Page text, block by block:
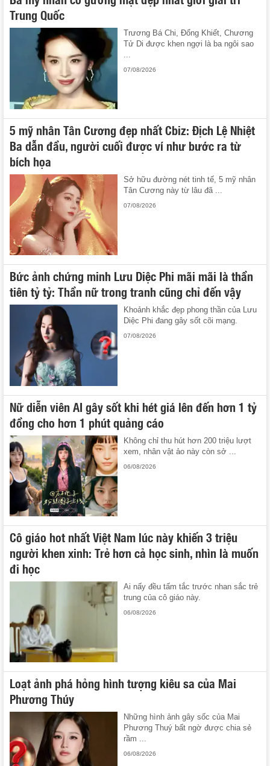
Trung Quốc
Trương Bá Chi, Đổng Khiết, Chương
Tử Di được khen ngợi là ba ngôi sao
...
07/08/2026
5 mỹ nhân Tân Cương đẹp nhất Cbiz: Địch Lệ Nhiệt
Ba dẫn đầu, người cuối được ví như bước ra từ
bích họa
Sở hữu đường nét tinh tế, 5 mỹ nhân
Tân Cương này từ lâu đã ...
07/08/2026
Bức ảnh chứng minh Lưu Diệc Phi mãi mãi là thần
tiên tỷ tỷ: Thần nữ trong tranh cũng chỉ đến vậy
Khoảnh khắc đẹp phong thần của Lưu
Diệc Phi đang gây sốt cõi mạng.
07/08/2026
Nữ diễn viên AI gây sốt khi hét giá lên đến hơn 1 tỷ
đồng cho hơn 1 phút quảng cáo
Không chỉ thu hút hơn 200 triệu lượt
xem, nhân vật ảo này còn sở ...
06/08/2026
Cô giáo hot nhất Việt Nam lúc này khiến 3 triệu
người khen xinh: Trẻ hơn cả học sinh, nhìn là muốn
đi học
Ai nấy đều tấm tắc trước nhan sắc trẻ
trung của cô giáo này.
06/08/2026
Loạt ảnh phá hỏng hình tượng kiêu sa của Mai
Phương Thúy
Những hình ảnh gây sốc của Mai
Phương Thuý bất ngờ được chia sẻ
rầm ...
06/08/2026